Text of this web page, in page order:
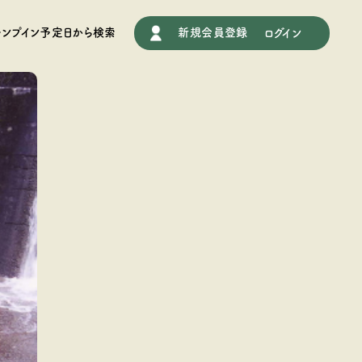
ンプイン予定日から検索 新規会員登録 ログイン